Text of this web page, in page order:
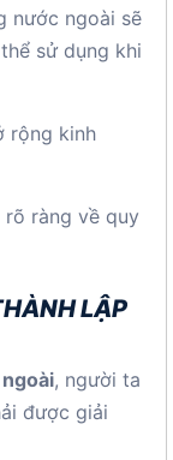
nước ngoài sẽ
sử dụng khi
rộng kinh
ràng về quy
LẬP
, người ta
được giải